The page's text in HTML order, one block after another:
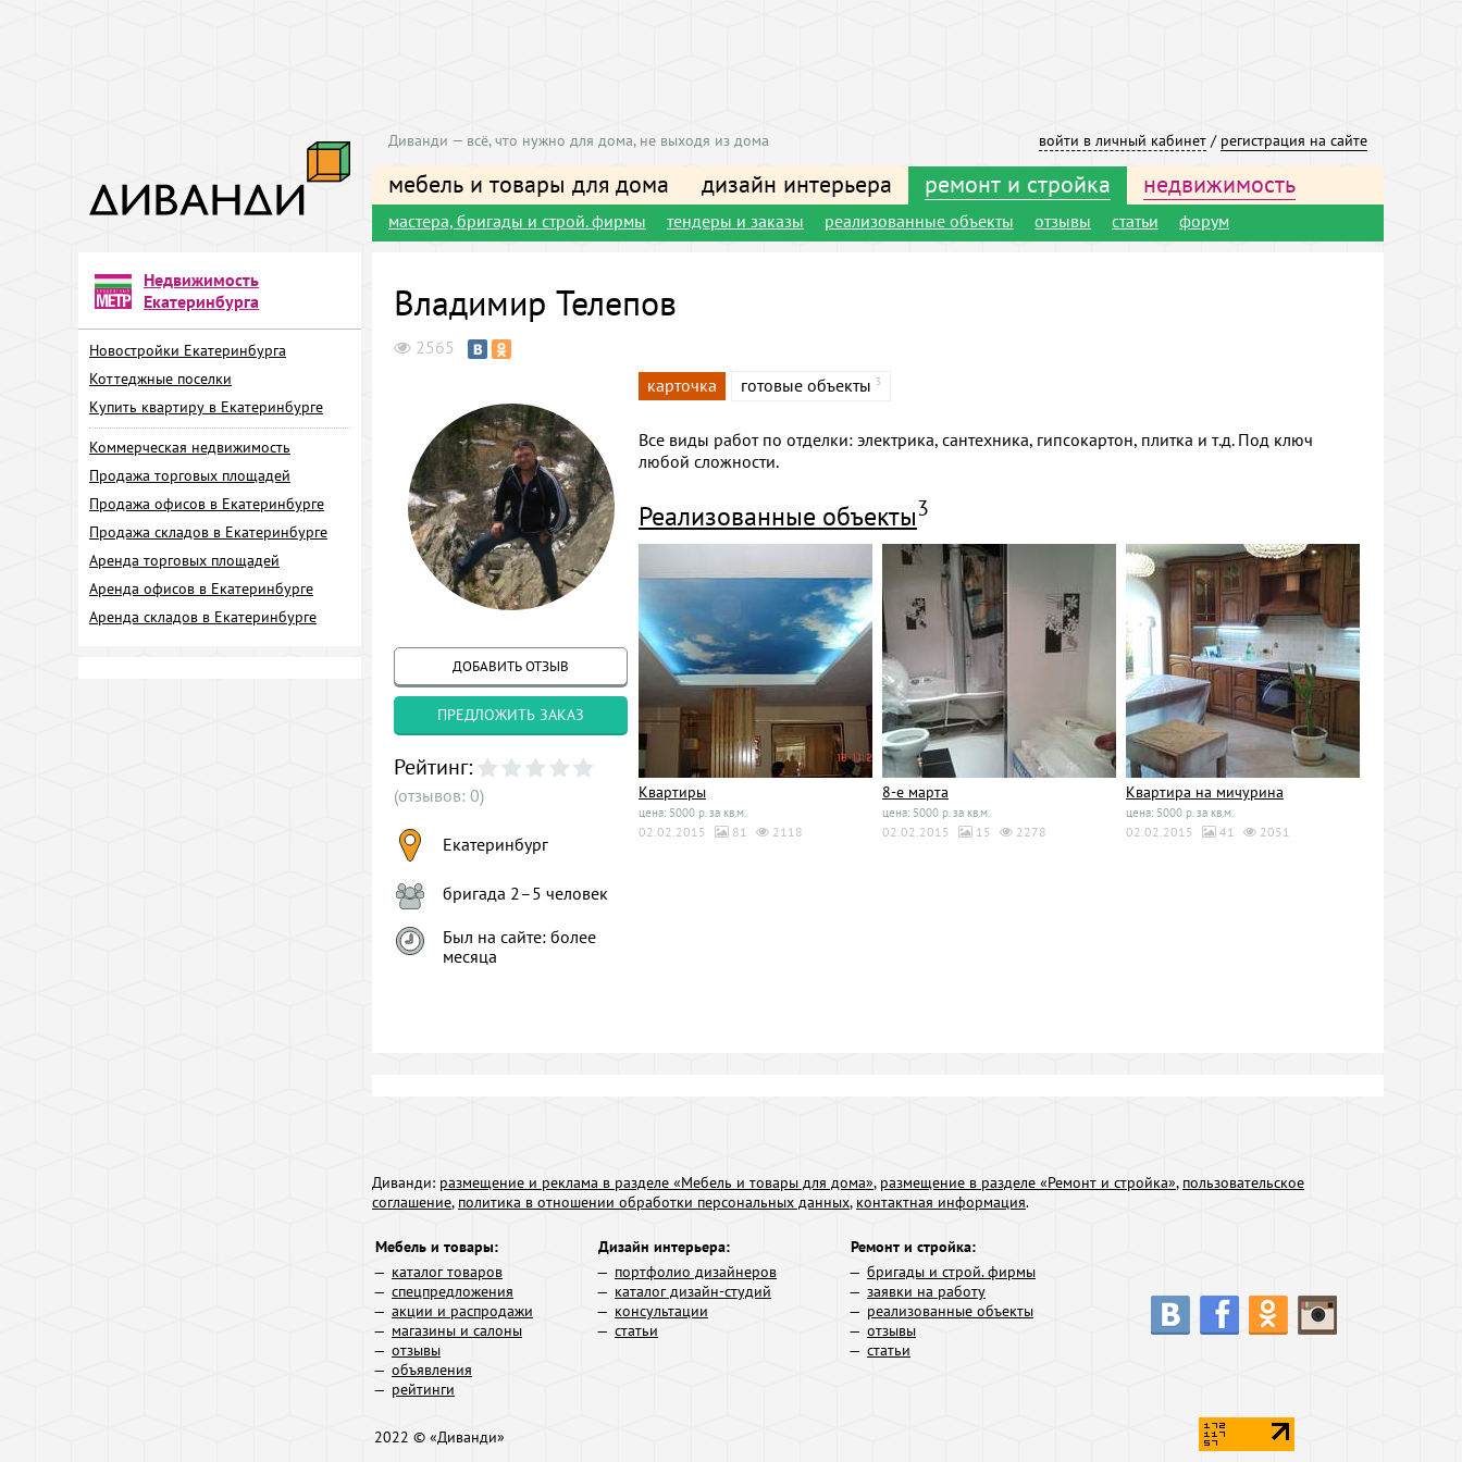
войти в личный кабинет / регистрация на сайте
Диванди — всё, что нужно для дома, не выходя из дома
мебель и товары для дома дизайн интерьера ремонт и стройка недвижимость
мастера, бригады и строй. фирмы тендеры и заказы реализованные объекты отзывы статьи форум
Недвижимость
Екатеринбурга
Новостройки Екатеринбурга
Коттеджные поселки
Купить квартиру в Екатеринбурге
Коммерческая недвижимость
Продажа торговых площадей
Продажа офисов в Екатеринбурге
Продажа складов в Екатеринбурге
Аренда торговых площадей
Аренда офисов в Екатеринбурге
Аренда складов в Екатеринбурге
Владимир Телепов
2565
ДОБАВИТЬ ОТЗЫВ
ПРЕДЛОЖИТЬ ЗАКАЗ
Рейтинг:
(отзывов: 0)
Екатеринбург
бригада 2–5 человек
Был на сайте: более
месяца
карточка готовые объекты 3
Все виды работ по отделки: электрика, сантехника, гипсокартон, плитка и т.д. Под ключ
любой сложности.
Реализованные объекты3
Квартиры
цена: 5000 р. за кв.м.
02.02.2015 81 2118
8-е марта
цена: 5000 р. за кв.м.
02.02.2015 15 2278
Квартира на мичурина
цена: 5000 р. за кв.м.
02.02.2015 41 2051
Диванди: размещение и реклама в разделе «Мебель и товары для дома», размещение в разделе «Ремонт и стройка», пользовательское
соглашение, политика в отношении обработки персональных данных, контактная информация.
Мебель и товары:
каталог товаров
спецпредложения
акции и распродажи
магазины и салоны
отзывы
объявления
рейтинги
Дизайн интерьера:
портфолио дизайнеров
каталог дизайн-студий
консультации
статьи
Ремонт и стройка:
бригады и строй. фирмы
заявки на работу
реализованные объекты
отзывы
статьи
2022 © «Диванди»